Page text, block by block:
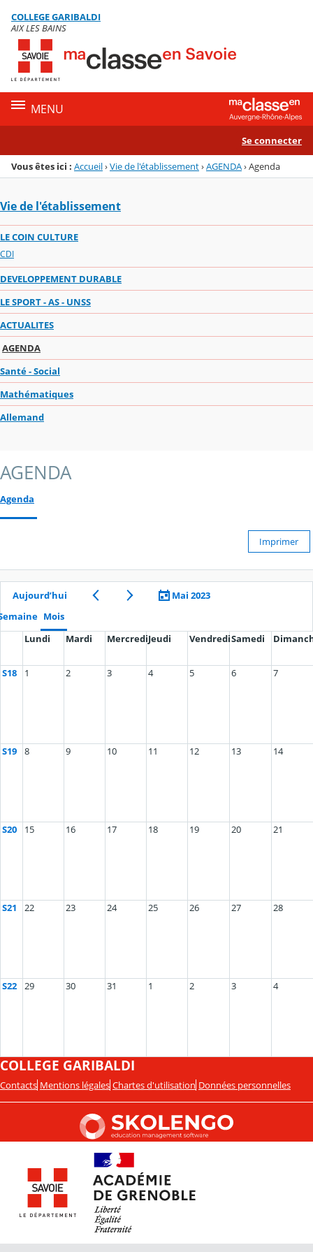
Menu de la rubrique
Contenu
COLLEGE GARIBALDI
AIX LES BAINS
MENU
Se connecter
Vous êtes ici : Accueil›Vie de l'établissement›AGENDA›Agenda
Vie de l'établissement
LE COIN CULTURE
CDI
DEVELOPPEMENT DURABLE
LE SPORT - AS - UNSS
ACTUALITES
AGENDA
Santé - Social
Mathématiques
Allemand
AGENDA
Agenda
Imprimer
Aujourd’hui
Mai 2023
Mois
Lundi
Mardi MercrediJeudi VendrediSamedi
S18 1 2 3 4 5 6 7
S19 8 9 10 11 12 13 14
S20 15 16 17 18 19 20 21
S21 22 23 24 25 26 27 28
S22 29 30 31 1 2 3 4
COLLEGE GARIBALDI
Contacts Mentions légales Chartes d'utilisation Données personnelles